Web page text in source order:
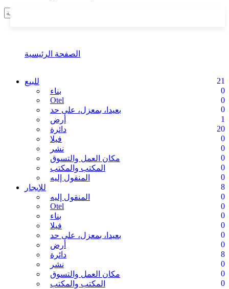
الصفحة الرئيسية
21
للبيع
0
بناء
0
Otel
0
بعيدا، بمعزل، على حد
1
أرض
20
دائرة
0
فيلا
0
نشر
0
مكان العمل والتسوق
0
المكتب والمكتب
0
المنقول إليه
8
للإيجار
0
المنقول إليه
0
Otel
0
بناء
0
فيلا
0
بعيدا، بمعزل، على حد
0
أرض
8
دائرة
0
نشر
0
مكان العمل والتسوق
0
المكتب والمكتب